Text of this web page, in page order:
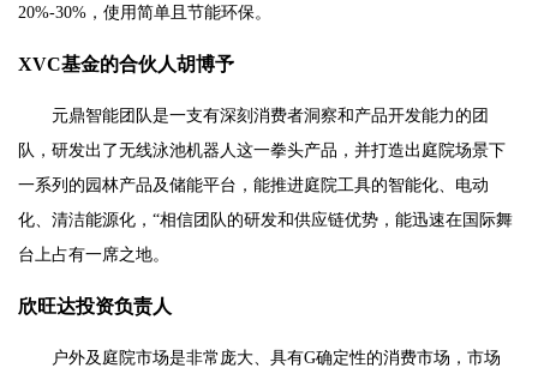
20%-30%，使用简单且节能环保。
XVC基金的合伙人胡博予
元鼎智能团队是一支有深刻消费者洞察和产品开发能力的团
队，研发出了无线泳池机器人这一拳头产品，并打造出庭院场景下
一系列的园林产品及储能平台，能推进庭院工具的智能化、电动
化、清洁能源化，“相信团队的研发和供应链优势，能迅速在国际舞
台上占有一席之地。
欣旺达投资负责人
户外及庭院市场是非常庞大、具有G确定性的消费市场，市场